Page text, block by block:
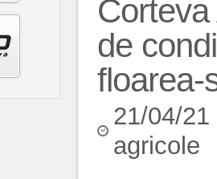
Сorteva
de
floarea-
21/04/
agricole